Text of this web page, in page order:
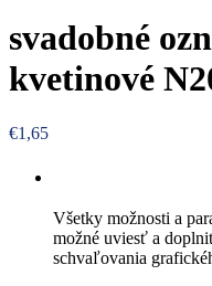
svadobné
kvetinové
€1,65
Všetky možnosti a
možné uviesť a
schvaľovania